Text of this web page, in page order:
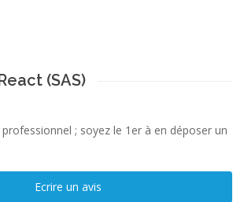
(SAS)
; soyez le 1er à en déposer un
Ecrire un avis